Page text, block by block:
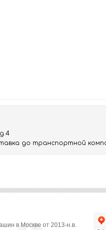
до транспортной
в Москве от 2013-н.в.